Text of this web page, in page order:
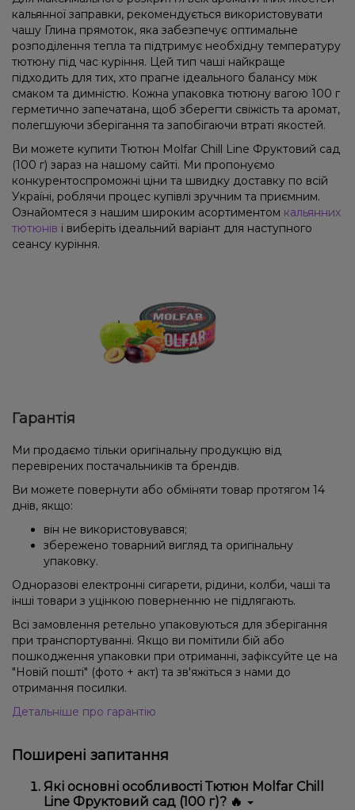
кальянної заправки, рекомендується використовувати
чашу Глина прямоток, яка забезпечує оптимальне
розподілення тепла та підтримує необхідну температуру
тютюну під час куріння. Цей тип чаші найкраще
підходить для тих, хто прагне ідеального балансу між
смаком та димністю. Кожна упаковка тютюну вагою 100 г
герметично запечатана, щоб зберегти свіжість та аромат,
полегшуючи зберігання та запобігаючи втраті якостей.
Ви можете купити Тютюн Molfar Chill Line Фруктовий сад
(100 г) зараз на нашому сайті. Ми пропонуємо
конкурентоспроможні ціни та швидку доставку по всій
Україні, роблячи процес купівлі зручним та приємним.
Ознайомтеся з нашим широким асортиментом кальянних
тютюнів і виберіть ідеальний варіант для наступного
сеансу куріння.
Гарантія
Ми продаємо тільки оригінальну продукцію від
перевірених постачальників та брендів.
Ви можете повернути або обміняти товар протягом 14
днів, якщо:
він не використовувався;
збережено товарний вигляд та оригінальну
упаковку.
Одноразові електронні сигарети, рідини, колби, чаші та
інші товари з уцінкою поверненню не підлягають.
Всі замовлення ретельно упаковуються для зберігання
при транспортуванні. Якщо ви помітили бій або
пошкодження упаковки при отриманні, зафіксуйте це на
"Новій пошті" (фото + акт) та зв'яжіться з нами до
отримання посилки.
Детальніше про гарантію
Поширені запитання
Які основні особливості Тютюн Molfar Chill
Line Фруктовий сад (100 г)? 🔥